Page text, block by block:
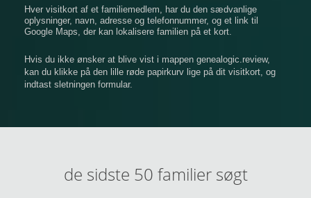
Hver visitkort af et familiemedlem, har du den sædvanlige
oplysninger, navn, adresse og telefonnummer, og et link til
Google Maps, der kan lokalisere familien på et kort.
Hvis du ikke ønsker at blive vist i mappen genealogic.review,
kan du klikke på den lille røde papirkurv lige på dit visitkort, og
indtast sletningen formular.
de sidste 50 familier søgt